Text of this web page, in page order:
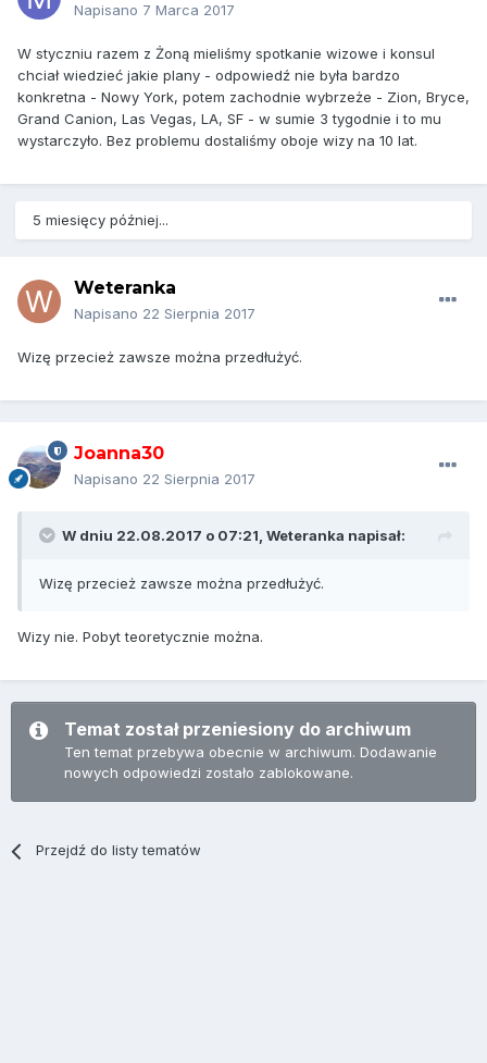
Napisano 7 Marca 2017
W styczniu razem z Żoną mieliśmy spotkanie wizowe i konsul
chciał wiedzieć jakie plany - odpowiedź nie była bardzo
konkretna - Nowy York, potem zachodnie wybrzeże - Zion, Bryce,
Grand Canion, Las Vegas, LA, SF - w sumie 3 tygodnie i to mu
wystarczyło. Bez problemu dostaliśmy oboje wizy na 10 lat.
5 miesięcy później...
Weteranka
Napisano 22 Sierpnia 2017
Wizę przecież zawsze można przedłużyć.
Joanna30
Napisano 22 Sierpnia 2017
W dniu 22.08.2017 o 07:21, Weteranka napisał:
Wizę przecież zawsze można przedłużyć.
Wizy nie. Pobyt teoretycznie można.
Temat został przeniesiony do archiwum
Ten temat przebywa obecnie w archiwum. Dodawanie
nowych odpowiedzi zostało zablokowane.
Przejdź do listy tematów